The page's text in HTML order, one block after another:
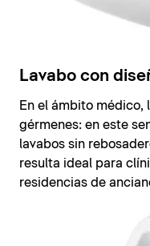
Lavabo con
En el ámbito
gérmenes: en este
lavabos sin
resulta ideal para
residencias de